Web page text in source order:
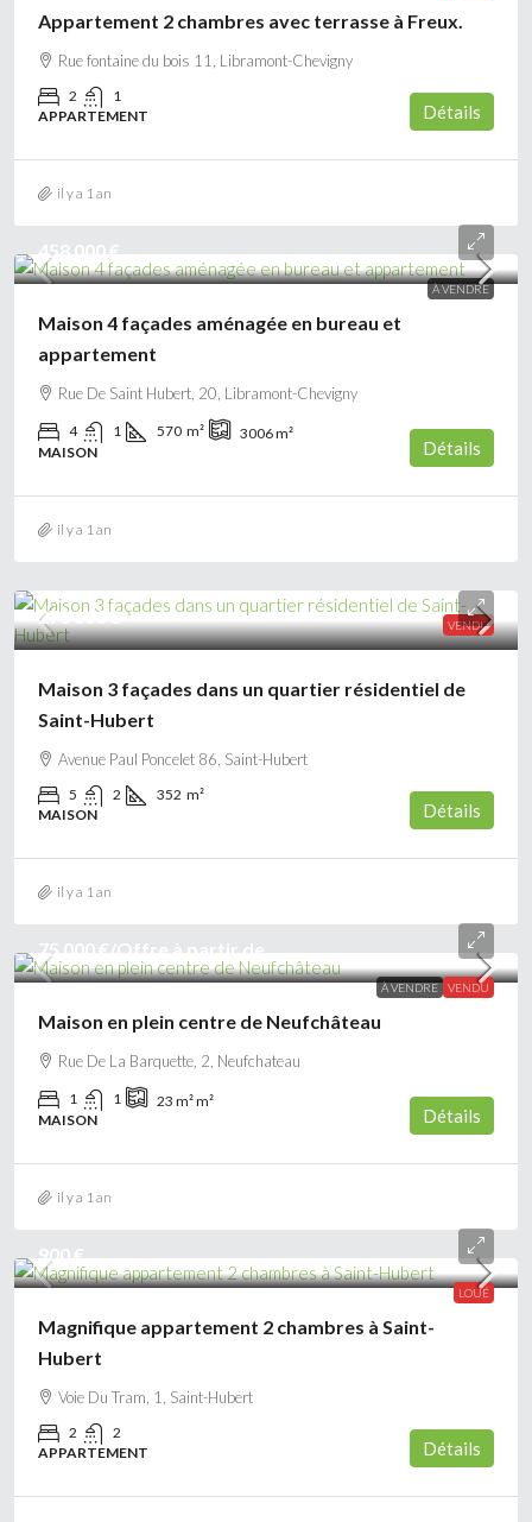
Appartement 2 chambres avec terrasse à Freux.
Rue fontaine du bois 11, Libramont-Chevigny
2
1
APPARTEMENT
Détails
il y a 1 an
À VENDRE
458 000 €
Maison 4 façades aménagée en bureau et
appartement
Rue De Saint Hubert, 20, Libramont-Chevigny
4 1 570 m² 3006m²
MAISON
Détails
il y a 1 an
VENDU
270 000 €
Maison 3 façades dans un quartier résidentiel de
Saint-Hubert
Avenue Paul Poncelet 86, Saint-Hubert
5 2 352 m²
MAISON
Détails
il y a 1 an
À VENDRE VENDU
75 000 €/Offre à partir de
Maison en plein centre de Neufchâteau
Rue De La Barquette, 2, Neufchateau
1 1 23 m²m²
MAISON
Détails
il y a 1 an
LOUÉ
900 €
Magnifique appartement 2 chambres à Saint-
Hubert
Voie Du Tram, 1, Saint-Hubert
2
2
APPARTEMENT
Détails